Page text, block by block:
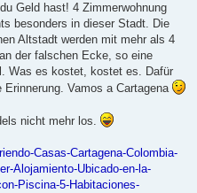
Geld hast! 4 Zimmerwohnung
besonders in dieser Stadt. Die
Altstadt werden mit mehr als 4
der falschen Ecke, so eine
Was es kostet, kostet es. Dafür
Vamos a Cartagena
nicht mehr los.
Casas-Cartagena-Colombia-
Alojamiento-Ubicado-en-la-
Piscina-5-Habitaciones-